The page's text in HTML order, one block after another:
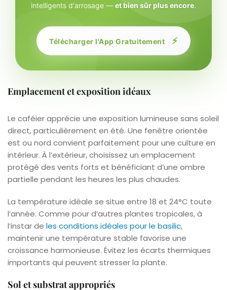
intelligents d'arrosage — et bien sûr plus encore.
Télécharger l'App Gratuitement ⚡
Emplacement et exposition idéaux
Le caféier apprécie une exposition lumineuse sans soleil
direct, particulièrement en été. Une fenêtre orientée
est ou nord convient parfaitement pour une culture en
intérieur. À l’extérieur, choisissez un emplacement
protégé des vents forts et bénéficiant d’une ombre
partielle pendant les heures les plus chaudes.
La température idéale se situe entre 18 et 24°C toute
l’année. Comme pour d’autres plantes tropicales, à
l’instar de les conditions idéales pour le basilic,
maintenir une température stable favorise une
croissance harmonieuse. Évitez les écarts thermiques
importants qui peuvent stresser la plante.
Sol et substrat appropriés